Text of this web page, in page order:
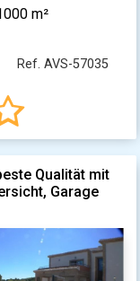
m²
Ref. AVS-57035
Qualität mit
Garage